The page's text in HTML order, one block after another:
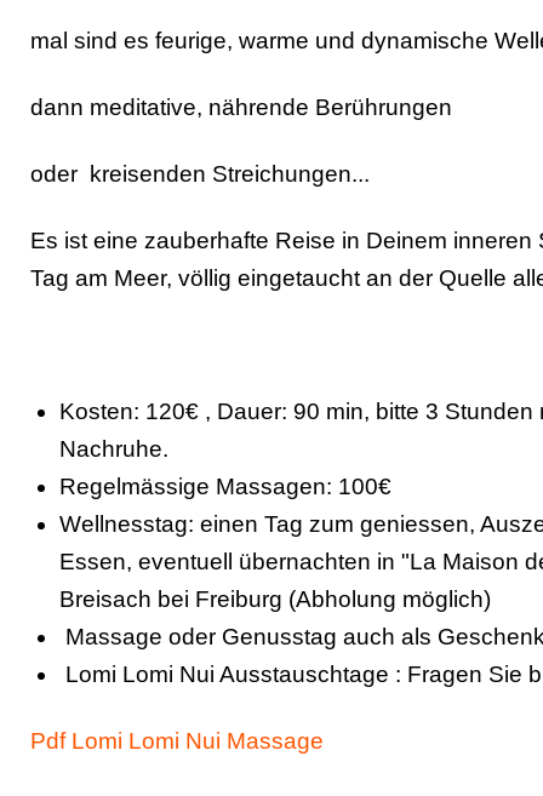
mal sind es feurige, warme und dynamische
dann meditative, nährende Berührungen
oder kreisenden Streichungen...
Es ist eine zauberhafte Reise in Deinem inneren
Tag am Meer, völlig eingetaucht an der Quelle
Kosten: 120€ , Dauer: 90 min, bitte 3
Nachruhe.
Regelmässige Massagen: 100€
Wellnesstag: einen Tag zum geniessen,
Essen, eventuell übernachten in "La Maison
Breisach bei Freiburg (Abholung möglich)
Massage oder Genusstag auch als
Lomi Lomi Nui Ausstauschtage : Fragen Sie
Pdf Lomi Lomi Nui Massage